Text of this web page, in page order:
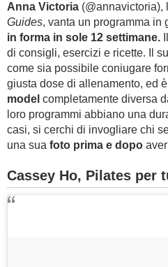
Anna Victoria (@annavictoria),
Guides, vanta un programma in
in forma in sole 12 settimane.
di consigli, esercizi e ricette. Il
come sia possibile coniugare
giusta dose di allenamento, ed
model completamente diversa
loro programmi abbiano una
casi, si cerchi di invogliare chi
una sua foto prima e dopo
Cassey Ho, Pilates per